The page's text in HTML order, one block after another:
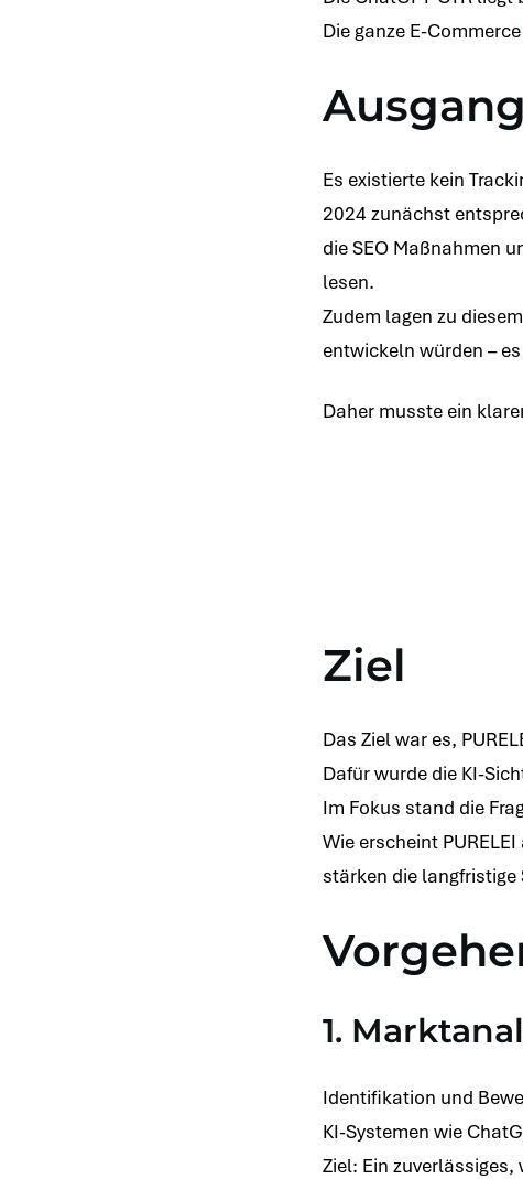
Die ganze E-Commerce
Es existierte kein
2024 zunächst
die SEO Maßnahmen
lesen.
Zudem lagen zu
entwickeln würden –
Daher musste ein
Ziel
Das Ziel war es,
Dafür wurde die KI-
Im Fokus stand die
Wie erscheint
stärken die langfristige
1.
Identifikation und
KI-Systemen wie
Ziel: Ein